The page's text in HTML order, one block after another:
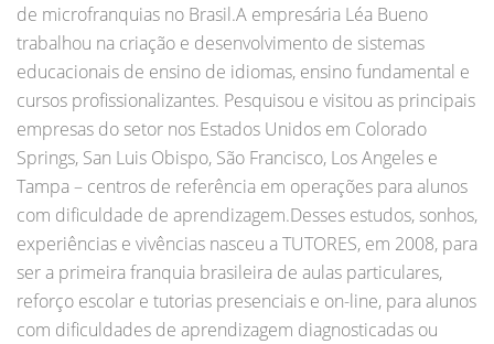
de microfranquias no Brasil.A empresária Léa Bueno
trabalhou na criação e desenvolvimento de sistemas
educacionais de ensino de idiomas, ensino fundamental e
cursos profissionalizantes. Pesquisou e visitou as principais
empresas do setor nos Estados Unidos em Colorado
Springs, San Luis Obispo, São Francisco, Los Angeles e
Tampa – centros de referência em operações para alunos
com dificuldade de aprendizagem.Desses estudos, sonhos,
experiências e vivências nasceu a TUTORES, em 2008, para
ser a primeira franquia brasileira de aulas particulares,
reforço escolar e tutorias presenciais e on-line, para alunos
com dificuldades de aprendizagem diagnosticadas ou